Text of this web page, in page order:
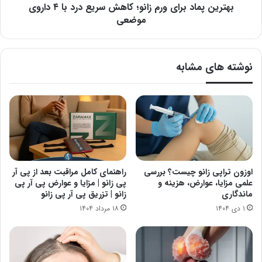
بهترین پماد برای ورم زانو؛ کاهش سریع درد با ۴ داروی
موضعی
نوشته های مشابه
اوزون تراپی زانو چیست؟ بررسی
علمی مزایا، عوارض، هزینه و
ماندگاری
۱ دی ۱۴۰۴
راهنمای کامل مراقبت بعد از پی آر
پی زانو | مزایا و عوارض پی آر پی
زانو | تزریق پی آر پی زانو
۱۸ مرداد ۱۴۰۴